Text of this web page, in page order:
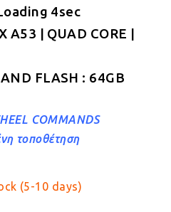
4sec
A53 | QUAD CORE |
FLASH : 64GB
COMMANDS
τοποθέτηση
(5-10 days)